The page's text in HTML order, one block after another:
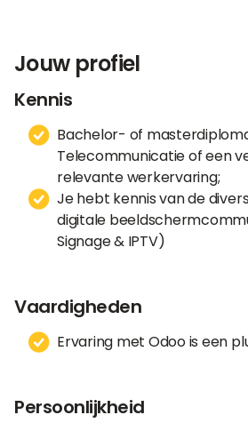
Jouw profiel
Kennis
Bachelor- of
Telecommunicatie of een
relevante werkervaring;
Je hebt kennis van de
digitale
Signage & IPTV)
Vaardigheden
Ervaring met Odoo is een
Persoonlijkheid